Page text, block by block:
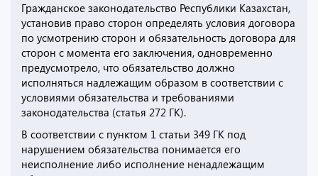
Гражданское законодательство Республики Казахстан,
установив право сторон определять условия договора
по усмотрению сторон и обязательность договора для
сторон с момента его заключения, одновременно
предусмотрело, что обязательство должно
исполняться надлежащим образом в соответствии с
условиями обязательства и требованиями
законодательства (статья 272 ГК).
В соответствии с пунктом 1 статьи 349 ГК под
нарушением обязательства понимается его
неисполнение либо исполнение ненадлежащим